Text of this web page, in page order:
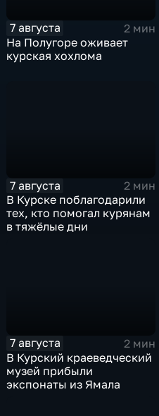
7 августа
2 мин
На Полугоре оживает
курская хохлома
7 августа
2 мин
В Курске поблагодарили
тех, кто помогал курянам
в тяжёлые дни
7 августа
2 мин
В Курский краеведческий
музей прибыли
экспонаты из Ямала